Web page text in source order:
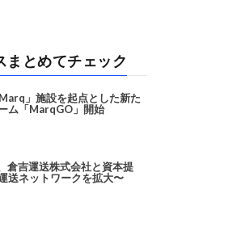
まとめてチェック
」施設を起点とした新た
ム「MarqGO」開始
吉運送株式会社と資本提
送ネットワークを拡大〜